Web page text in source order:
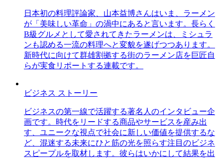
日本初の料理評論家、山本益博さんはいま、ラーメン
が「美味しい革命」の渦中にあると言います。長らく
B級グルメとして愛されてきたラーメンは、ミシュラ
ンも認める一流の料理へと変貌を遂げつつあります。
新時代に向けて群雄割拠する街のラーメン店を巨匠自
らが実食リポートする連載です。
ビジネス ストーリー
ビジネスの第一線で活躍する著名人のインタビュー企
画です。時代をリードする商品やサービスを産み出
す、ユニークな視点で社会に新しい価値を提供するな
ど、混迷する未来にひと筋の光を照らす注目のビジネ
スピープルを取材します。彼らはいかにして結果を出